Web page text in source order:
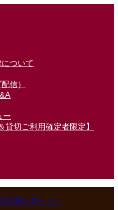
ついて
信）
ー
貸切ご利用確定者限定】
公演レポート）